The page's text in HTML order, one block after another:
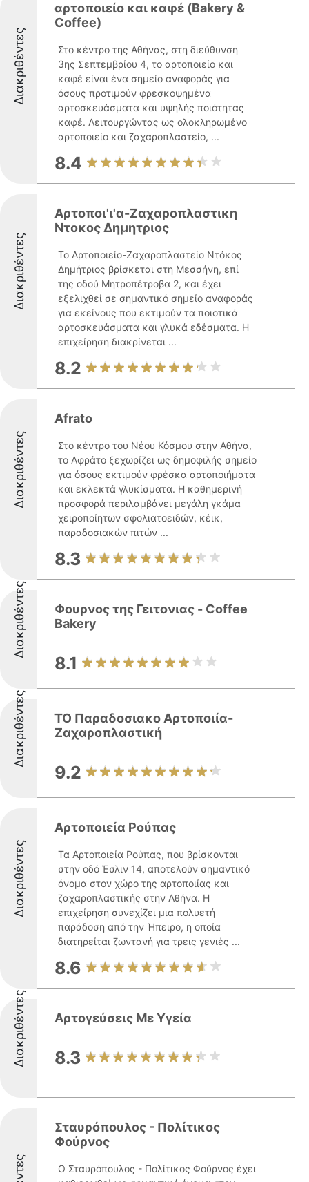
Διακριθέντες
αρτοποιείο και καφέ (Bakery &
Coffee)
Στο κέντρο της Αθήνας, στη διεύθυνση
3ης Σεπτεμβρίου 4, το αρτοποιείο και
καφέ είναι ένα σημείο αναφοράς για
όσους προτιμούν φρεσκοψημένα
αρτοσκευάσματα και υψηλής ποιότητας
καφέ. Λειτουργώντας ως ολοκληρωμένο
αρτοποιείο και ζαχαροπλαστείο, ...
8.4
Διακριθέντες
Αρτοποι'ι'α-Ζαχαροπλαστικη
Ντοκος Δημητριος
Το Αρτοποιείο-Ζαχαροπλαστείο Ντόκος
Δημήτριος βρίσκεται στη Μεσσήνη, επί
της οδού Μητροπέτροβα 2, και έχει
εξελιχθεί σε σημαντικό σημείο αναφοράς
για εκείνους που εκτιμούν τα ποιοτικά
αρτοσκευάσματα και γλυκά εδέσματα. Η
επιχείρηση διακρίνεται ...
8.2
Διακριθέντες
Afrato
Στο κέντρο του Νέου Κόσμου στην Αθήνα,
το Αφράτο ξεχωρίζει ως δημοφιλής σημείο
για όσους εκτιμούν φρέσκα αρτοποιήματα
και εκλεκτά γλυκίσματα. Η καθημερινή
προσφορά περιλαμβάνει μεγάλη γκάμα
χειροποίητων σφολιατοειδών, κέικ,
παραδοσιακών πιτών ...
8.3
Διακριθέντες
Φουρνος της Γειτονιας - Coffee
Bakery
8.1
Διακριθέντες
ΤΟ Παραδοσιακο Αρτοποιία-
Ζαχαροπλαστική
9.2
Διακριθέντες
Αρτοποιεία Ρούπας
Τα Αρτοποιεία Ρούπας, που βρίσκονται
στην οδό Έσλιν 14, αποτελούν σημαντικό
όνομα στον χώρο της αρτοποιίας και
ζαχαροπλαστικής στην Αθήνα. Η
επιχείρηση συνεχίζει μια πολυετή
παράδοση από την Ήπειρο, η οποία
διατηρείται ζωντανή για τρεις γενιές ...
8.6
Διακριθέντες Αρτογεύσεις Με Υγεία
8.3
Σταυρόπουλος - Πολίτικος
Φούρνος
Ο Σταυρόπουλος - Πολίτικος Φούρνος έχει